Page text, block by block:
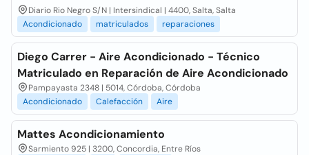
Diario Rio Negro S/N | Intersindical | 4400, Salta, Salta
Acondicionado
matriculados reparaciones
Diego Carrer - Aire Acondicionado - Técnico
Matriculado en Reparación de Aire Acondicionado
Pampayasta 2348 | 5014, Córdoba, Córdoba
Acondicionado
Calefacción Aire
Mattes Acondicionamiento
Sarmiento 925 | 3200, Concordia, Entre Ríos